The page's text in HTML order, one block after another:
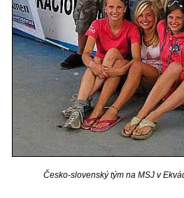
Česko-slovenský tým na MSJ v